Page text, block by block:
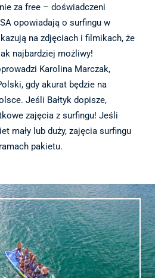
za free – doświadczeni
opowiadają o surfingu w
na zdjęciach i filmikach, że
najbardziej możliwy!
Karolina Marczak,
gdy akurat będzie na
Jeśli Bałtyk dopisze,
zajęcia z surfingu! Jeśli
mały lub duży, zajęcia surfingu
pakietu.